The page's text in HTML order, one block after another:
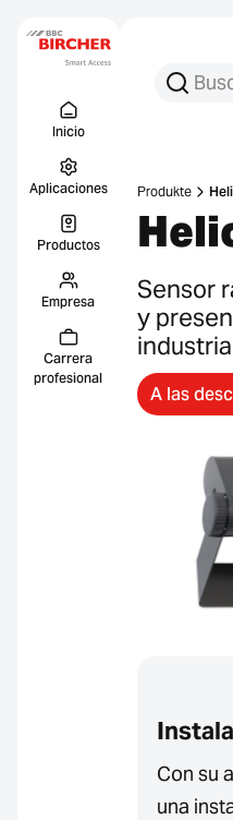
Inicio
Aplicaciones
Productos
Empresa
Carrera
profesional
Busca:
Produkte
Sensor
y
A las
Con su
una